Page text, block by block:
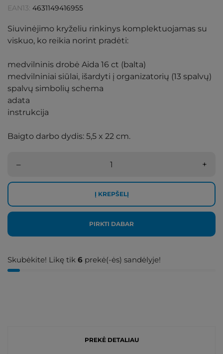
EAN13: 4631149416955
Siuvinėjimo kryželiu rinkinys komplektuojamas su
viskuo, ko reikia norint pradėti:
medvilninis drobė Aida 16 ct (balta)
medvilniniai siūlai, išardyti į organizatorių (13 spalvų)
spalvų simbolių schema
adata
instrukcija
Baigto darbo dydis: 5,5 x 22 cm.
– +
Į KREPŠELĮ
PIRKTI DABAR
Skubėkite! Likę tik 6 prekė(-ės) sandėlyje!
PREKĖ DETALIAU